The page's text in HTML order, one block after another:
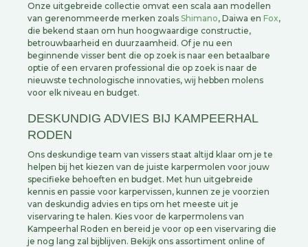
Onze uitgebreide collectie omvat een scala aan modellen
van gerenommeerde merken zoals Shimano, Daiwa en Fox,
die bekend staan om hun hoogwaardige constructie,
betrouwbaarheid en duurzaamheid. Of je nu een
beginnende visser bent die op zoek is naar een betaalbare
optie of een ervaren professional die op zoek is naar de
nieuwste technologische innovaties, wij hebben molens
voor elk niveau en budget.
DESKUNDIG ADVIES BIJ KAMPEERHAL
RODEN
Ons deskundige team van vissers staat altijd klaar om je te
helpen bij het kiezen van de juiste karpermolen voor jouw
specifieke behoeften en budget. Met hun uitgebreide
kennis en passie voor karpervissen, kunnen ze je voorzien
van deskundig advies en tips om het meeste uit je
viservaring te halen. Kies voor de karpermolens van
Kampeerhal Roden en bereid je voor op een viservaring die
je nog lang zal bijblijven. Bekijk ons assortiment online of